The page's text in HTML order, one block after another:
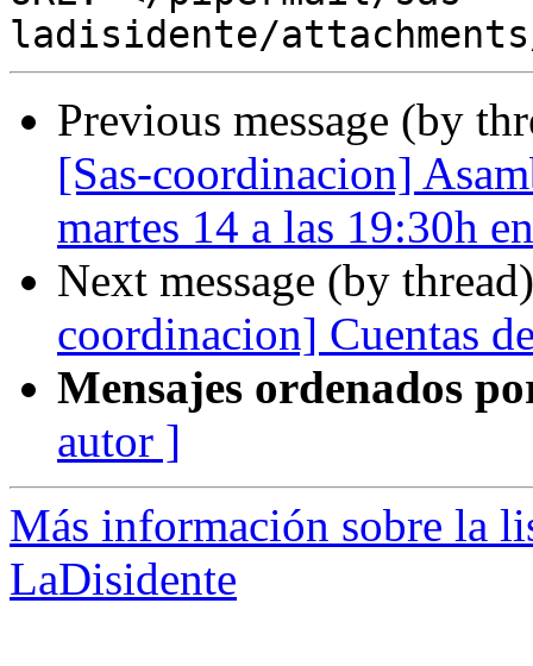
Previous message (by
[Sas-coordinacion]
martes 14 a las 19:30h
Next message (by
coordinacion] Cuentas
Mensajes ordenados
autor ]
Más información sobre la
LaDisidente